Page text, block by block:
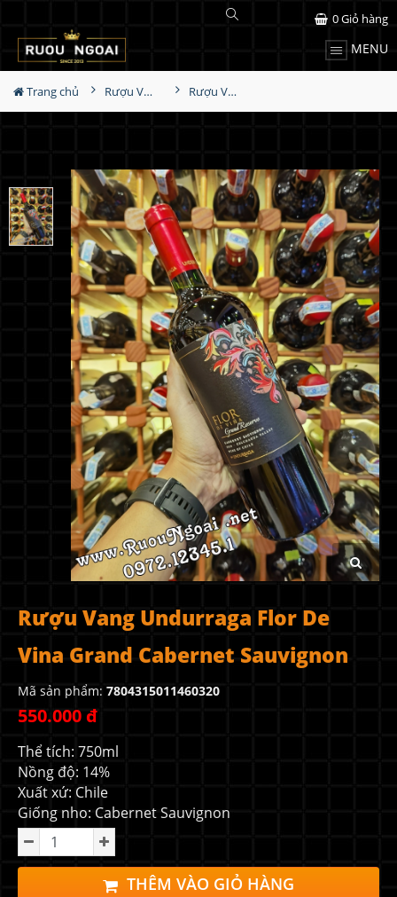
MENU
0Giỏ hàng
Trang chủ Rượu Vang Rượu Vang Undurraga Flor De Vina Grand Cabernet Sauvignon
Rượu Vang Undurraga Flor De
Vina Grand Cabernet Sauvignon
Mã sản phẩm: 7804315011460320
550.000 đ
Thể tích: 750ml
Nồng độ: 14%
Xuất xứ: Chile
Giống nho: Cabernet Sauvignon
THÊM VÀO GIỎ HÀNG